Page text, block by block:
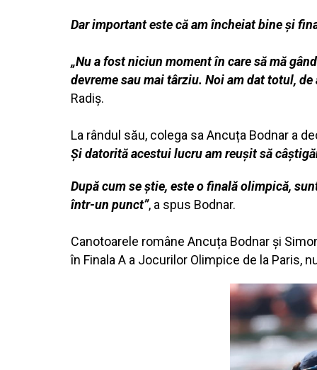
Dar important este că am încheiat bine și
„Nu a fost niciun moment în care să mă
devreme sau mai târziu. Noi am dat totul,
Radiș.
La rândul său, colega sa Ancuța Bodnar a
Și datorită acestui lucru am reușit să
După cum se știe, este o finală olimpică,
într-un punct”, a spus Bodnar.
Canotoarele române Ancuța Bodnar și
în Finala A a Jocurilor Olimpice de la Paris,